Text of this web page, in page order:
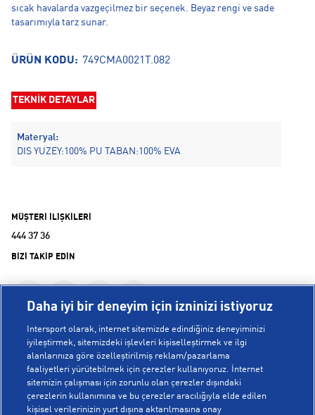
sıcak havalarda vazgeçilmez bir seçenek. Beyaz rengi ve sade
tasarımıyla tarz sunar.
ÜRÜN KODU: 749CMA0021T.082
TEKNİK DETAYLAR
Materyal:
DIS YUZEY:100% PU TABAN:100% EVA
MÜŞTERİ İLİŞKİLERİ
444 37 36
BİZİ TAKİP EDİN
KURUMSAL
Hakkımızda
Daha iyi bir deneyim için izninizi istiyoruz
Intersport olarak, internet sitemizde edindiğiniz deneyiminizi
iyileştirmek, sitemizdeki işlevleri kişiselleştirmek ve ilgi
alanlarınıza göre özelleştirilmiş reklam/pazarlama
faaliyetleri yürütebilmek için çerezler kullanıyoruz. İnternet
sitemizin çalışması için zorunlu olan çerezler dışındaki
çerezlerin kullanımına ve bu çerezler aracılığıyla elde edilen
kişisel verilerinizin yurt dışına aktarılmasına onay